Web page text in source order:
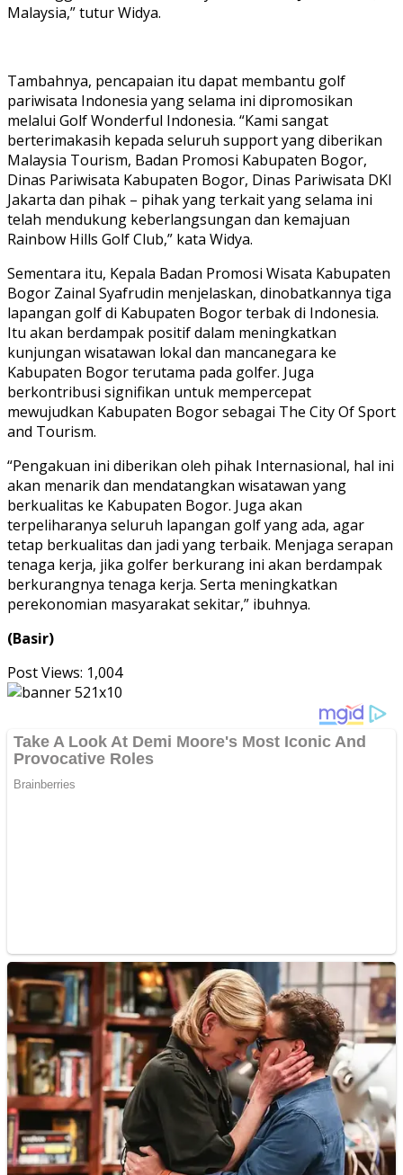
Malaysia,” tutur Widya.
Tambahnya, pencapaian itu dapat membantu golf
pariwisata Indonesia yang selama ini dipromosikan
melalui Golf Wonderful Indonesia. “Kami sangat
berterimakasih kepada seluruh support yang diberikan
Malaysia Tourism, Badan Promosi Kabupaten Bogor,
Dinas Pariwisata Kabupaten Bogor, Dinas Pariwisata DKI
Jakarta dan pihak – pihak yang terkait yang selama ini
telah mendukung keberlangsungan dan kemajuan
Rainbow Hills Golf Club,” kata Widya.
Sementara itu, Kepala Badan Promosi Wisata Kabupaten
Bogor Zainal Syafrudin menjelaskan, dinobatkannya tiga
lapangan golf di Kabupaten Bogor terbak di Indonesia.
Itu akan berdampak positif dalam meningkatkan
kunjungan wisatawan lokal dan mancanegara ke
Kabupaten Bogor terutama pada golfer. Juga
berkontribusi signifikan untuk mempercepat
mewujudkan Kabupaten Bogor sebagai The City Of Sport
and Tourism.
“Pengakuan ini diberikan oleh pihak Internasional, hal ini
akan menarik dan mendatangkan wisatawan yang
berkualitas ke Kabupaten Bogor. Juga akan
terpeliharanya seluruh lapangan golf yang ada, agar
tetap berkualitas dan jadi yang terbaik. Menjaga serapan
tenaga kerja, jika golfer berkurang ini akan berdampak
berkurangnya tenaga kerja. Serta meningkatkan
perekonomian masyarakat sekitar,” ibuhnya.
(Basir)
Post Views: 1,004